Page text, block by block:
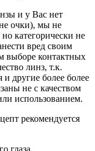
и у Вас нет
очки), мы не
категорически не
вред своим
выборе контактных
линз, т.к.
другие более более
не с качеством
использованием.
рекомендуется
глаза